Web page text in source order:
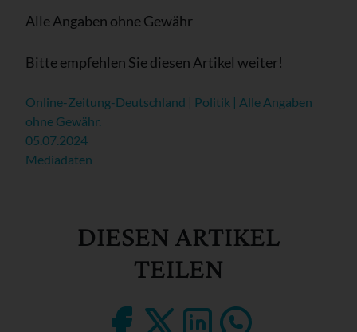
Alle Angaben ohne Gewähr
Bitte empfehlen Sie diesen Artikel weiter!
Online-Zeitung-Deutschland | Politik | Alle Angaben
ohne Gewähr.
05.07.2024
Mediadaten
DIESEN ARTIKEL
TEILEN